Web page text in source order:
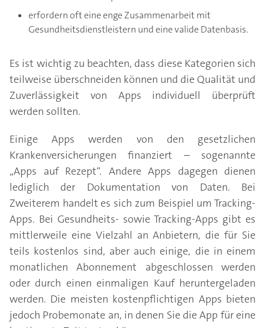
erfordern oft eine enge Zusammenarbeit mit
Gesundheitsdienstleistern und eine valide Datenbasis.
Es ist wichtig zu beachten, dass diese Kategorien sich
teilweise überschneiden können und die Qualität und
Zuverlässigkeit von Apps individuell überprüft
werden sollten.
Einige Apps werden von den gesetzlichen
Krankenversicherungen finanziert – sogenannte
„Apps auf Rezept“. Andere Apps dagegen dienen
lediglich der Dokumentation von Daten. Bei
Zweiterem handelt es sich zum Beispiel um Tracking-
Apps. Bei Gesundheits- sowie Tracking-Apps gibt es
mittlerweile eine Vielzahl an Anbietern, die für Sie
teils kostenlos sind, aber auch einige, die in einem
monatlichen Abonnement abgeschlossen werden
oder durch einen einmaligen Kauf heruntergeladen
werden. Die meisten kostenpflichtigen Apps bieten
jedoch Probemonate an, in denen Sie die App für eine